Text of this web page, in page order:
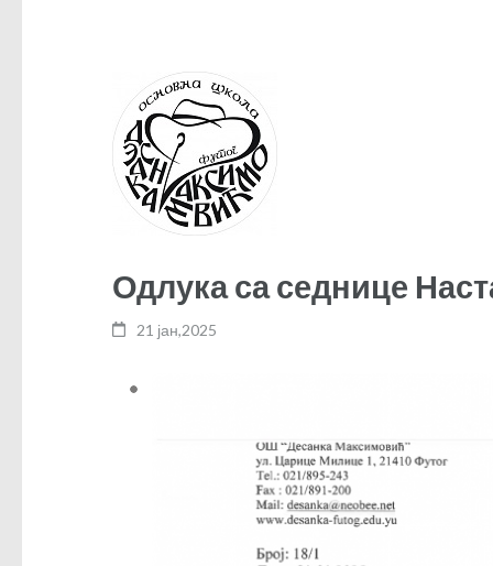
Одлука са седнице
21 јан,2025